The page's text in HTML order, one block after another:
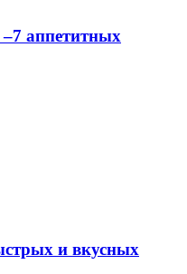
аппетитных
и вкусных